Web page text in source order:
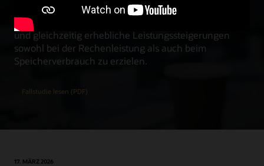
gelang es dem Oracle Fusion-Team, die zuvor
erstellten Entwurfsmuster und den Code beizubehalten
und gleichzeitig erhebliche Leistungssteigerungen
sowohl bei der Rechenleistung als auch beim
Speicherverbrauch zu erzielen.
Fallstudie lesen (PDF)
17. MÄRZ 2026